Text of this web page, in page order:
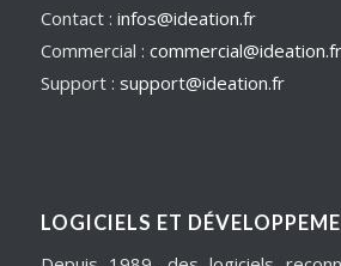
Contact : infos@ideation.fr
Commercial : commercial@ideation.fr
Support : support@ideation.fr
LOGICIELS ET